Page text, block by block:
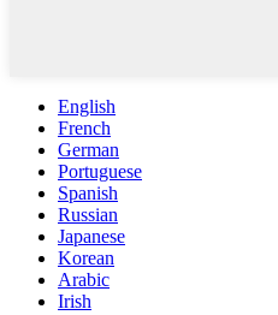
English
French
German
Portuguese
Spanish
Russian
Japanese
Korean
Arabic
Irish